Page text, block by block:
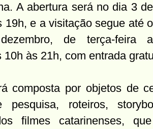
A abertura será no dia 3 de
19h, e a visitação segue até o
de terça-feira a
10h às 21h, com entrada
composta por objetos de
pesquisa, roteiros,
filmes catarinenses,